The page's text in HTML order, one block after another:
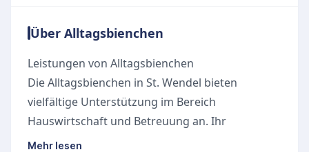
Über Alltagsbienchen
Leistungen von Alltagsbienchen
Die Alltagsbienchen in St. Wendel bieten
vielfältige Unterstützung im Bereich
Hauswirtschaft und Betreuung an. Ihr
Schwerpunkt liegt auf der Entlastung im Alltag
Mehr lesen